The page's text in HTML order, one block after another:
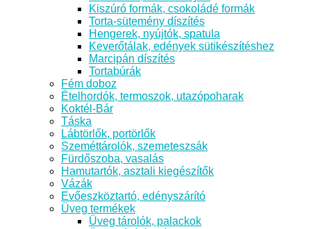
Kiszúró formák, csokoládé formák
Torta-sütemény díszítés
Hengerek, nyújtók, spatula
Keverőtálak, edények sütikészítéshez
Marcipán díszítés
Tortabúrák
Fém doboz
Ételhordók, termoszok, utazópoharak
Koktél-Bár
Táska
Lábtörlők, portörlők
Szeméttárolók, szemeteszsák
Fürdőszoba, vasalás
Hamutartók, asztali kiegészítők
Vázák
Evőeszköztartó, edényszárító
Üveg termékek
Üveg tárolók, palackok